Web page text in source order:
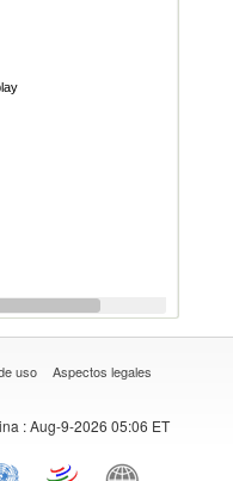
uso Aspectos legales
: Aug-9-2026 05:06 ET